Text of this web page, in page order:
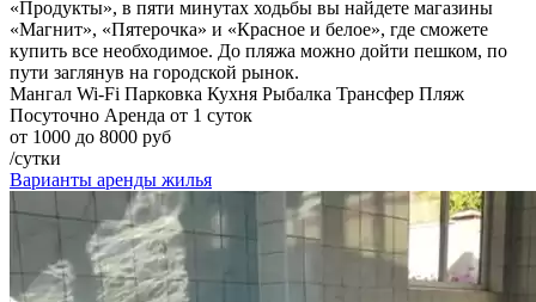
«Продукты», в пяти минутах ходьбы вы найдете магазины
«Магнит», «Пятерочка» и «Красное и белое», где сможете
купить все необходимое. До пляжа можно дойти пешком, по
пути заглянув на городской рынок.
Мангал Wi-Fi Парковка Кухня Рыбалка Трансфер Пляж
Посуточно Аренда от 1 суток
от 1000 до 8000 руб
/сутки
Варианты аренды жилья